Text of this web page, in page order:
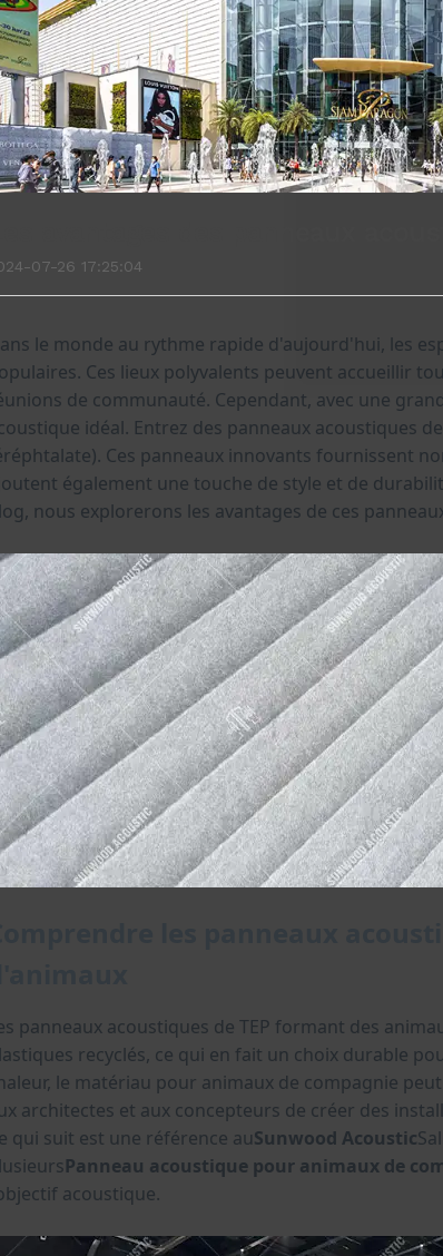
07-26 17:25:04